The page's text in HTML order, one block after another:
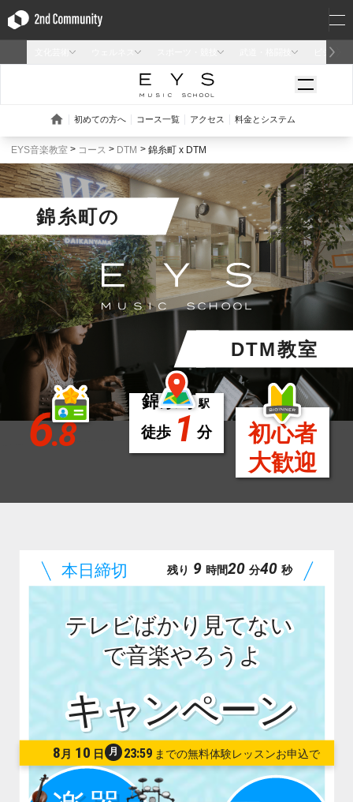
EYS音楽教室 コース DTM 錦糸町 x DTM
錦糸町の
DTM教室
6.8
錦糸町駅
徒歩 1 分
初心者
大歓迎
テレビばかり見てない
で音楽やろうよ
8 月 10 日 月 23:59
残り 9 時間20 分38 秒